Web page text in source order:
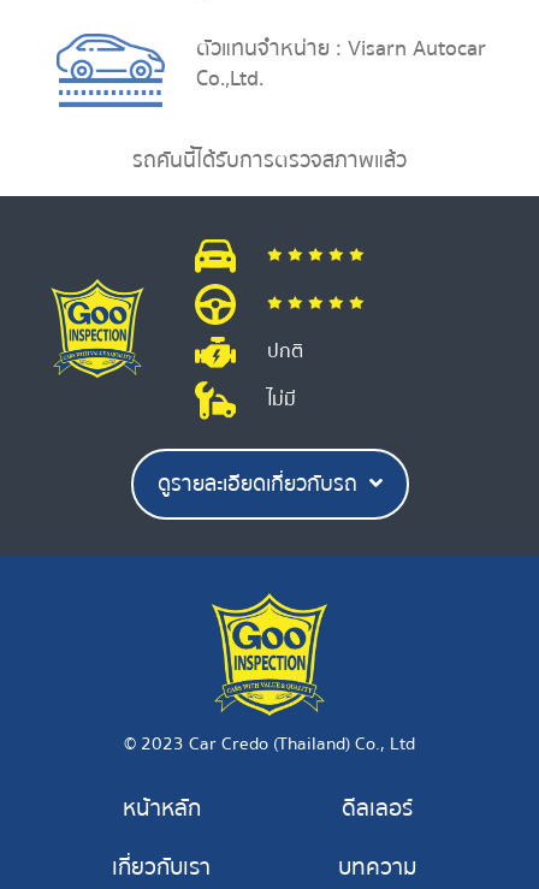
ตัวแทนจำหน่าย : Visarn Autocar
Co.,Ltd.
รถคันนี้ได้รับการตรวจสภาพแล้ว
ปกติ
ไม่มี
ดูรายละเอียดเกี่ยวกับรถ
© 2023 Car Credo (Thailand) Co., Ltd
หน้าหลัก
เกี่ยวกับเรา
ดีลเลอร์
บทความ